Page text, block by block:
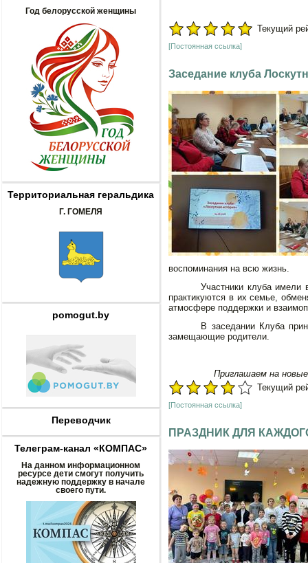
Год белорусской женщины
Территориальная геральдика
Г. ГОМЕЛЯ
pomogut.by
Переводчик
Телеграм-канал «КОМПАС»
На данном информационном
ресурсе дети смогут получить
надежную поддержку в начале
своего пути.
Текущий
[Постоянная ссылка]
Заседание клуба
воспоминания на всю жизнь.
Участники клуба имели
практикуются в их семье,
атмосфере поддержки и
В заседании Клуба
замещающие родители.
Приглашаем на
Текущий
[Постоянная ссылка]
ПРАЗДНИК ДЛЯ